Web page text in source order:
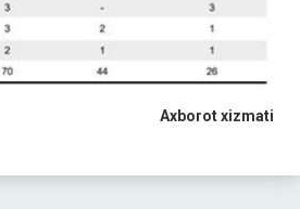
Axborot xizmati